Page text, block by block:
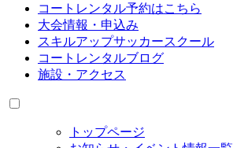
コートレンタル予約はこちら
大会情報・申込み
スキルアップサッカースクール
コートレンタルブログ
施設・アクセス
トップページ